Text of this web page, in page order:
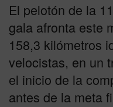
El pelotón de la
gala afronta este
158,3 kilómetros
velocistas, en un
el inicio de la
antes de la meta